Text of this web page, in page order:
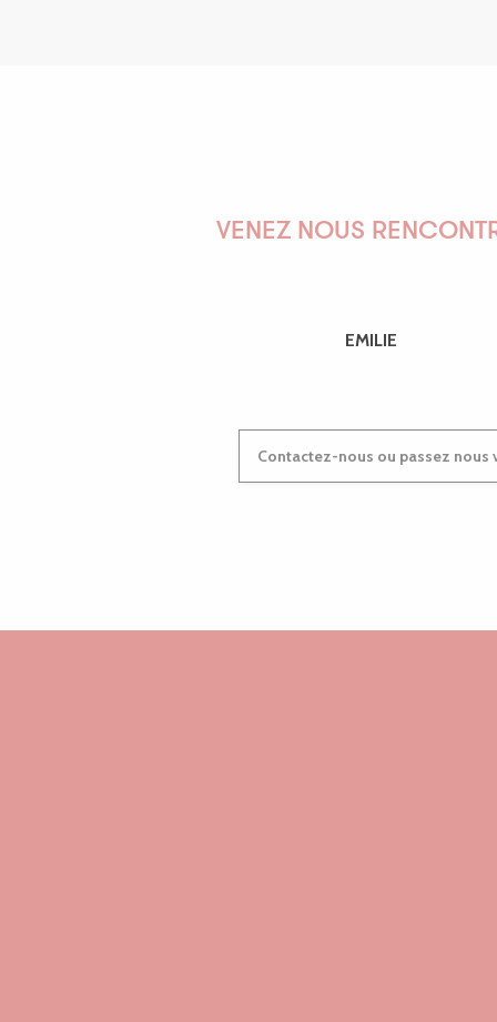
VENEZ NOUS
EMILIE
Contactez-nous ou passez